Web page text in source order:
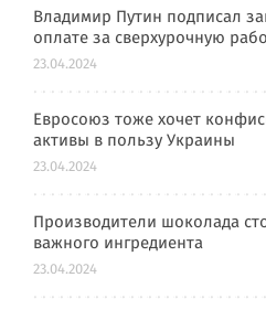
Владимир Путин подписал
оплате за сверхурочную
23.04.2024
Евросоюз тоже хочет
активы в пользу Украины
23.04.2024
Производители шоколада
важного ингредиента
23.04.2024